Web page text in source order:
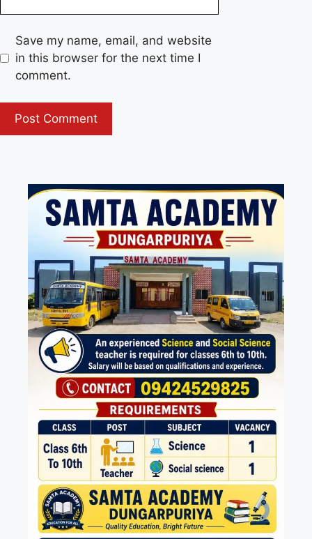
Save my name, email, and website
in this browser for the next time I
comment.